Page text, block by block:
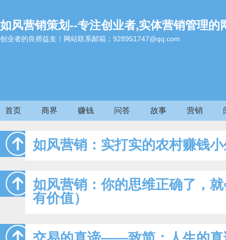
如风营销策划--专注创业者,实体营销管理的
创业者的良师益友！网站联系邮箱；928951747@qq.com
首页 商界 赚钱 问答 故事 营销
如风营销：实打实的农村赚钱
如风营销：你的思维正确了，
有价值）